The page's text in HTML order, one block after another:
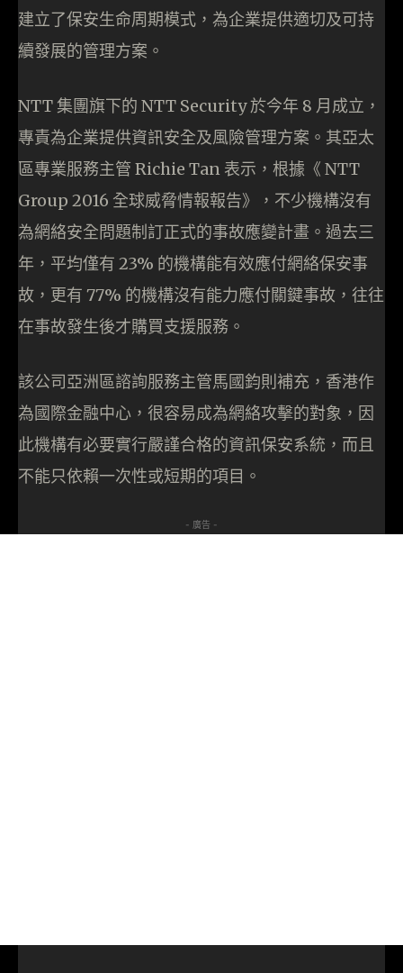
建立了保安生命周期模式，為企業提供適切及可持
續發展的管理方案。
NTT 集團旗下的 NTT Security 於今年 8 月成立，
專責為企業提供資訊安全及風險管理方案。其亞太
區專業服務主管 Richie Tan 表示，根據《 NTT
Group 2016 全球威脅情報報告》，不少機構沒有
為網絡安全問題制訂正式的事故應變計畫。過去三
年，平均僅有 23% 的機構能有效應付網絡保安事
故，更有 77% 的機構沒有能力應付關鍵事故，往往
在事故發生後才購買支援服務。
該公司亞洲區諮詢服務主管馬國鈞則補充，香港作
為國際金融中心，很容易成為網絡攻擊的對象，因
此機構有必要實行嚴謹合格的資訊保安系統，而且
不能只依賴一次性或短期的項目。
- 廣告 -